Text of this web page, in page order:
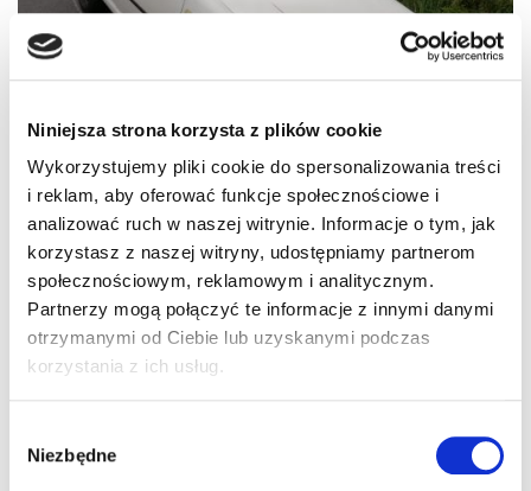
Niniejsza strona korzysta z plików cookie
Wykorzystujemy pliki cookie do spersonalizowania treści
i reklam, aby oferować funkcje społecznościowe i
analizować ruch w naszej witrynie. Informacje o tym, jak
korzystasz z naszej witryny, udostępniamy partnerom
społecznościowym, reklamowym i analitycznym.
Partnerzy mogą połączyć te informacje z innymi danymi
otrzymanymi od Ciebie lub uzyskanymi podczas
korzystania z ich usług.
zgody
Niezbędne
Biały Golf trafił na policyjny parking, a 28-latkowi
Okonka grozi teraz kara do 2 lat pozbawienia wolności,
wysoka grzywna oraz zakaz prowadzenia pojazdów